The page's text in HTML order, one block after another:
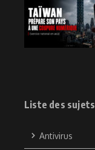
Liste des sujets
Antivirus